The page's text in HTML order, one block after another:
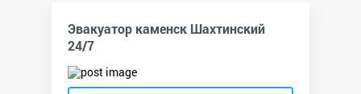
Эвакуатор каменск Шахтинский
24/7